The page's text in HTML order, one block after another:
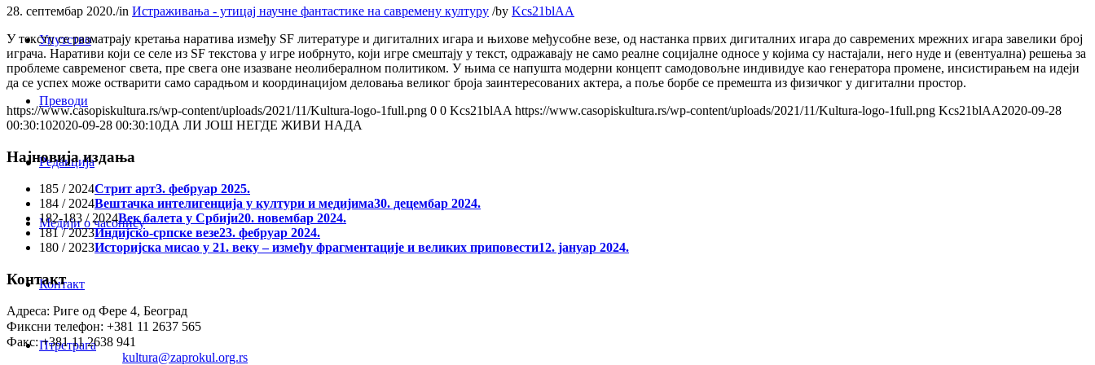
Упутство
Преводи
Редакција
Медији о часопису
Контакт
Птретрага
28. септембар 2020./in Истраживања - утицај научне фантастике на савремену културу /by Kcs21blAA
У тексту се разматрају кретања наратива између SF литературе и дигиталних игара и њихове међусобне везе, од настанка првих дигиталних игара до савремених мрежних игара завелики број
играча. Наративи који се селе из SF текстова у игре иобрнуто, који игре смештају у текст, одражавају не само реалне социјалне односе у којима су настајали, него нуде и (евентуална) решења за
проблеме савременог света, пре свега оне изазване неолибералном политиком. У њима се напушта модерни концепт самодовољне индивидуе као генератора промене, инсистирањем на идеји
да се успех може остварити само сарадњом и координацијом деловања великог броја заинтересованих актера, а поље борбе се премешта из физичког у дигитални простор.
https://www.casopiskultura.rs/wp-content/uploads/2021/11/Kultura-logo-1full.png 0 0 Kcs21blAA https://www.casopiskultura.rs/wp-content/uploads/2021/11/Kultura-logo-1full.png Kcs21blAA2020-09-28
00:30:102020-09-28 00:30:10ДА ЛИ ЈОШ НЕГДЕ ЖИВИ НАДА
Најновија издања
185 / 2024Стрит арт3. фебруар 2025.
184 / 2024Вештачка интелигенција у култури и медијима30. децембар 2024.
182-183 / 2024Век балета у Србији20. новембар 2024.
181 / 2023Индијско-српске везе23. фебруар 2024.
180 / 2023Историјска мисао у 21. веку – између фрагментације и великих приповести12. јануар 2024.
Контакт
Адреса: Риге од Фере 4, Београд
Фиксни телефон: +381 11 2637 565
Факс: +381 11 2638 941
kultura@zaprokul.org.rs